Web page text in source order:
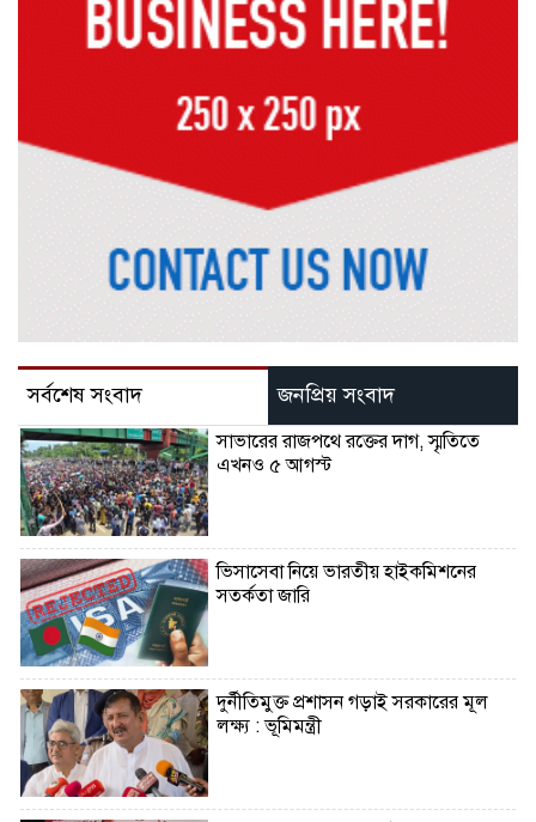
সর্বশেষ সংবাদ জনপ্রিয় সংবাদ
সাভারের রাজপথে রক্তের দাগ, স্মৃতিতে
এখনও ৫ আগস্ট
ভিসাসেবা নিয়ে ভারতীয় হাইকমিশনের
সতর্কতা জারি
দুর্নীতিমুক্ত প্রশাসন গড়াই সরকারের মূল
লক্ষ্য : ভূমিমন্ত্রী